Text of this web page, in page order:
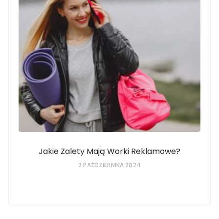
Jakie Zalety Mają Worki Reklamowe?
2 PAŹDZIERNIKA 2024